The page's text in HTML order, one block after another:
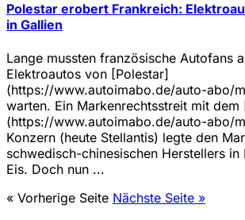
Polestar erobert Frankreich:
in Gallien
Lange mussten französische Autofans
Elektroautos von [Polestar]
(https://www.autoimabo.de/auto-abo/
warten. Ein Markenrechtsstreit mit dem
(https://www.autoimabo.de/auto-abo/
Konzern (heute Stellantis) legte den
schwedisch-chinesischen Herstellers in
Eis. Doch nun ...
« Vorherige Seite Nächste Seite »